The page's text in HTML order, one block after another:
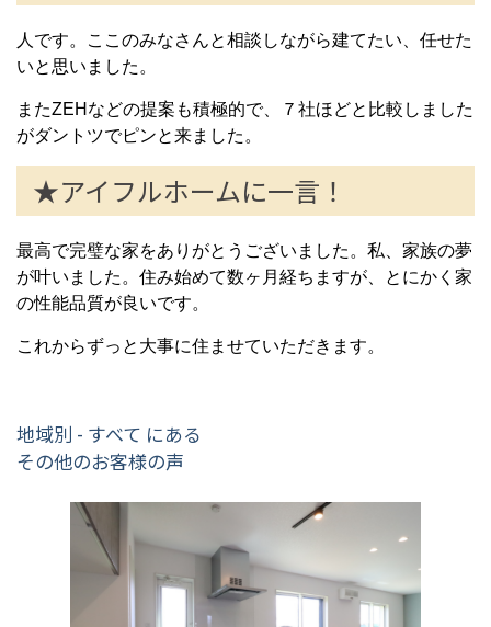
人です。ここのみなさんと相談しながら建てたい、任せた
いと思いました。
またZEHなどの提案も積極的で、７社ほどと比較しました
がダントツでピンと来ました。
★アイフルホームに一言！
最高で完璧な家をありがとうございました。私、家族の夢
が叶いました。住み始めて数ヶ月経ちますが、とにかく家
の性能品質が良いです。
これからずっと大事に住ませていただきます。
地域別 - すべて にある
その他のお客様の声